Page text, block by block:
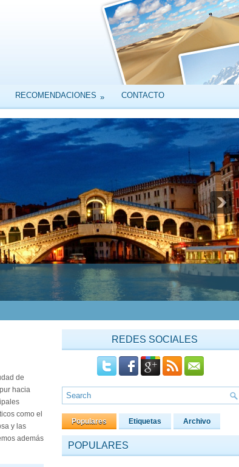
RECOMENDACIONES » CONTACTO
de
hacia
como el
y las
además
REDES SOCIALES
Populares Etiquetas Archivo
POPULARES